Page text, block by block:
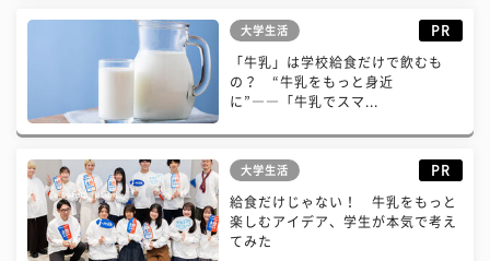
大学生活 PR
「牛乳」は学校給食だけで飲むも
の？ “牛乳をもっと身近
に”――「牛乳でスマ...
大学生活 PR
給食だけじゃない！ 牛乳をもっと
楽しむアイデア、学生が本気で考え
てみた